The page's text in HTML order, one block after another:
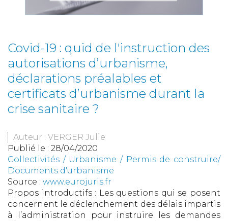
Covid-19 : quid de l'instruction des
autorisations d’urbanisme,
déclarations préalables et
certificats d’urbanisme durant la
crise sanitaire ?
Auteur : VERGER Julie
Publié le : 28/04/2020
Collectivités / Urbanisme / Permis de construire/
Documents d'urbanisme
Source : www.eurojuris.fr
Propos introductifs : Les questions qui se posent
concernent le déclenchement des délais impartis
à l’administration pour instruire les demandes